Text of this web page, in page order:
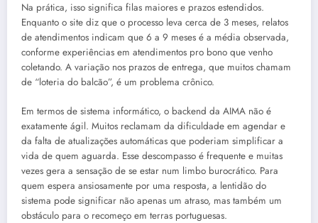
Na prática, isso significa filas maiores e prazos estendidos.
Enquanto o site diz que o processo leva cerca de 3 meses, relatos
de atendimentos indicam que 6 a 9 meses é a média observada,
conforme experiências em atendimentos pro bono que venho
coletando. A variação nos prazos de entrega, que muitos chamam
de “loteria do balcão”, é um problema crônico.
Em termos de sistema informático, o backend da AIMA não é
exatamente ágil. Muitos reclamam da dificuldade em agendar e
da falta de atualizações automáticas que poderiam simplificar a
vida de quem aguarda. Esse descompasso é frequente e muitas
vezes gera a sensação de se estar num limbo burocrático. Para
quem espera ansiosamente por uma resposta, a lentidão do
sistema pode significar não apenas um atraso, mas também um
obstáculo para o recomeço em terras portuguesas.